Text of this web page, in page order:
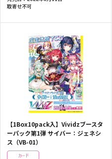
取寄せ不可
【1Box10pack入】Vividzブースタ
ーパック第1弾 サイバー：ジェネシ
ス（VB-01）